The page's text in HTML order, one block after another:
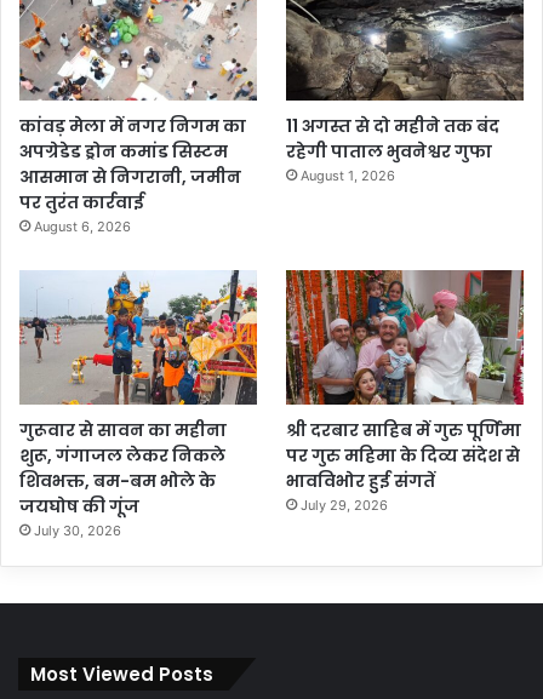
कांवड़ मेला में नगर निगम का
अपग्रेडेड ड्रोन कमांड सिस्टम
आसमान से निगरानी, जमीन
पर तुरंत कार्रवाई
August 6, 2026
11 अगस्त से दो महीने तक बंद
रहेगी पाताल भुवनेश्वर गुफा
August 1, 2026
गुरूवार से सावन का महीना
शुरू, गंगाजल लेकर निकले
शिवभक्त, बम-बम भोले के
जयघोष की गूंज
July 30, 2026
श्री दरबार साहिब में गुरु पूर्णिमा
पर गुरु महिमा के दिव्य संदेश से
भावविभोर हुई संगतें
July 29, 2026
Most Viewed Posts